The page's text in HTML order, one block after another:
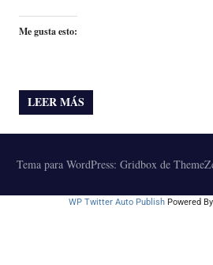
Me gusta esto:
LEER MÁS
Tema para WordPress: Gridbox de
WP Twitter Auto Publish Powered